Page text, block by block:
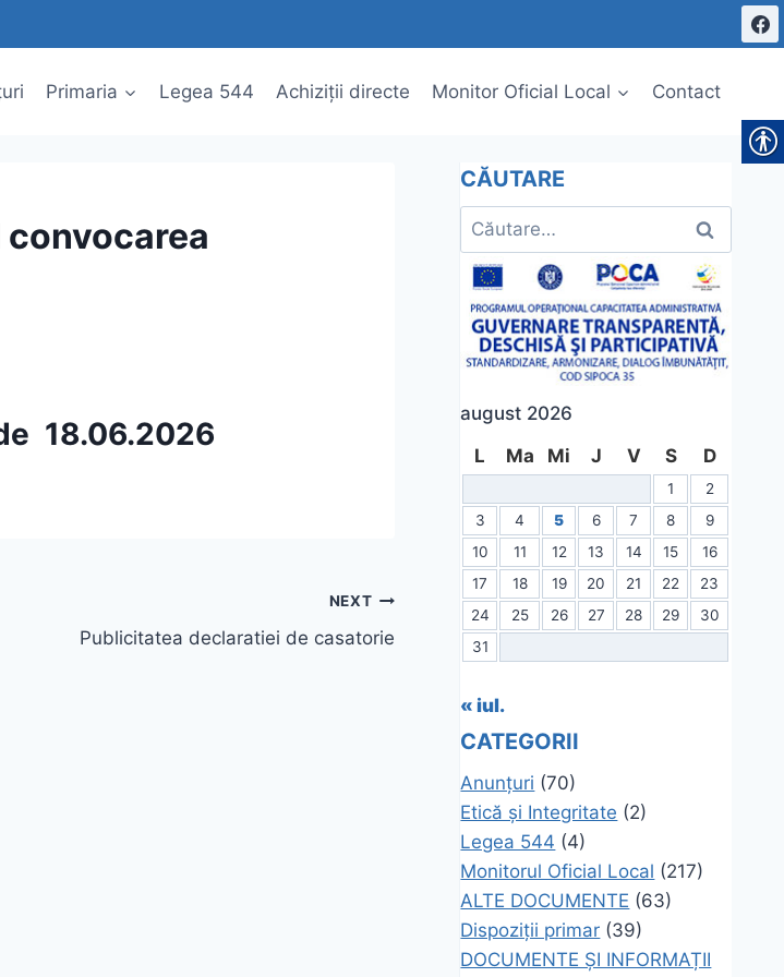
Primaria Legea 544 Achiziții directe Monitor Oficial Local Contact
18.06.2026
NEXT
Publicitatea declaratiei de casatorie
CĂUTARE
Caută
după:
august 2026
L
Ma Mi J V S D
1
2
3
4 5 6 7 8
9
10
11 12 13 14 15
16
17
18 19 20 21 22
23
24
25 26 27 28 29
30
31
« iul.
CATEGORII
Anunțuri (70)
Etică și Integritate (2)
Legea 544 (4)
Monitorul Oficial Local (217)
ALTE DOCUMENTE (63)
Dispoziții primar (39)
DOCUMENTE ȘI INFORMAȚII